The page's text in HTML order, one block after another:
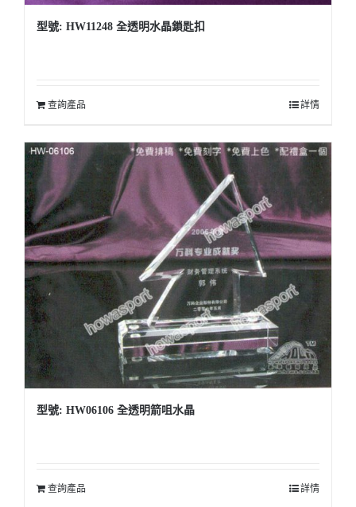
型號: HW11248 全透明水晶鎖匙扣
查詢產品 詳情
型號: HW06106 全透明箭咀水晶
查詢產品 詳情